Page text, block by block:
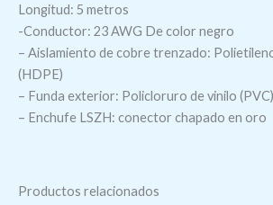
Longitud: 5 metros
-Conductor: 23 AWG De color negro
– Aislamiento de cobre trenzado:
(HDPE)
– Funda exterior: Policloruro de vinilo (PVC)
– Enchufe LSZH: conector chapado en oro
Productos relacionados